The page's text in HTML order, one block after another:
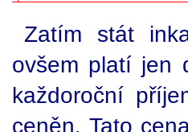
Zatím stát
ovšem platí jen
každoroční
ceněn. Tato